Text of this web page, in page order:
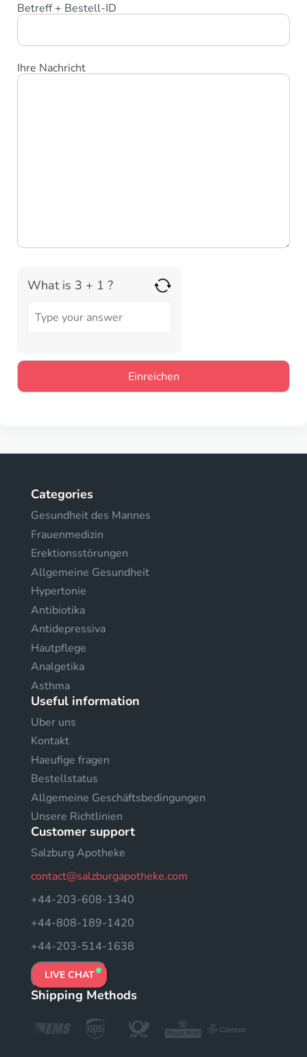
Betreff + Bestell-ID
Ihre Nachricht
What is 3 + 1 ?
for
Categories
Gesundheit des Mannes
Frauenmedizin
Erektionsstörungen
Allgemeine Gesundheit
Hypertonie
Antibiotika
Antidepressiva
Hautpflege
Analgetika
Asthma
Useful information
Uber uns
Kontakt
Haeufige fragen
Bestellstatus
Allgemeine Geschäftsbedingungen
Unsere Richtlinien
Customer support
Salzburg Apotheke
contact@salzburgapotheke.com
+44-203-608-1340
+44-808-189-1420
+44-203-514-1638
LIVE CHAT
Shipping Methods